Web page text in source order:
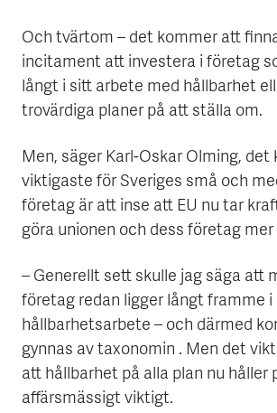
Och tvärtom – det kommer att
incitament att investera i företag
långt i sitt arbete med hållbarhet
trovärdiga planer på att ställa om.
Men, säger Karl-Oskar Olming, det
viktigaste för Sveriges små och
företag är att inse att EU nu tar
göra unionen och dess företag mer
– Generellt sett skulle jag säga att
företag redan ligger långt framme i
hållbarhetsarbete – och därmed
gynnas av taxonomin . Men det
att hållbarhet på alla plan nu håller
affärsmässigt viktigt.